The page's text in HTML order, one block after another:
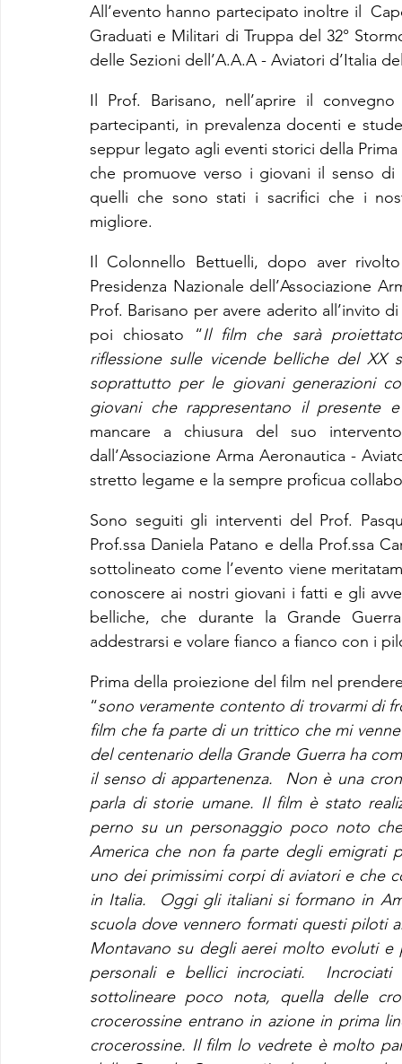
All’evento hanno partecipato inoltre il
Graduati e Militari di Truppa del 32°
delle Sezioni dell’A.A.A - Aviatori d’Italia
Il Prof. Barisano, nell’aprire il
partecipanti, in prevalenza docenti e
seppur legato agli eventi storici della
che promuove verso i giovani il senso
quelli che sono stati i sacrifici che i
migliore.
Il Colonnello Bettuelli, dopo aver
Presidenza Nazionale dell’Associazione
Prof. Barisano per avere aderito all’invito
poi chiosato “Il film che sarà
riflessione sulle vicende belliche del XX
soprattutto per le giovani generazioni
giovani che rappresentano il presente
mancare a chiusura del suo
dall’Associazione Arma Aeronautica -
stretto legame e la sempre proficua
Sono seguiti gli interventi del Prof.
Prof.ssa Daniela Patano e della Prof.ssa
sottolineato come l’evento viene
conoscere ai nostri giovani i fatti e gli
belliche, che durante la Grande
addestrarsi e volare fianco a fianco con i
Prima della proiezione del film nel
“sono veramente contento di trovarmi di
film che fa parte di un trittico che mi
del centenario della Grande Guerra ha
il senso di appartenenza.  Non è una
parla di storie umane. Il film è stato
perno su un personaggio poco noto
America che non fa parte degli emigrati
uno dei primissimi corpi di aviatori e che
in Italia.  Oggi gli italiani si formano in
scuola dove vennero formati questi piloti
Montavano su degli aerei molto evoluti
personali e bellici incrociati.
sottolineare poco nota, quella delle
crocerossine entrano in azione in prima
crocerossine. Il film lo vedrete è molto